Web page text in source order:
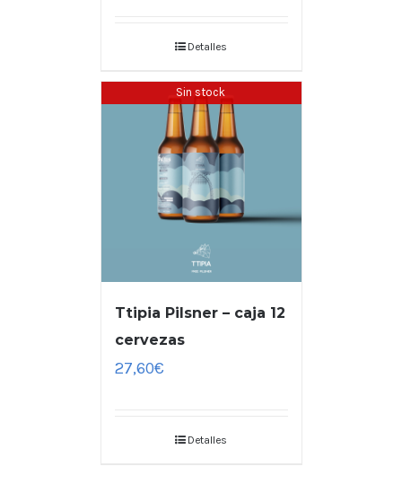
Detalles
Sin stock
Ttipia Pilsner – caja 12
cervezas
27,60€
Detalles